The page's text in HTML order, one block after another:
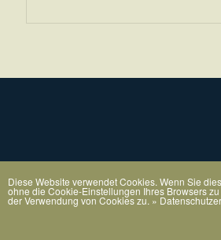
Diese Website verwendet Cookies. Wenn Sie
ohne die Cookie-Einstellungen Ihres Browsers
der Verwendung von Cookies zu. »